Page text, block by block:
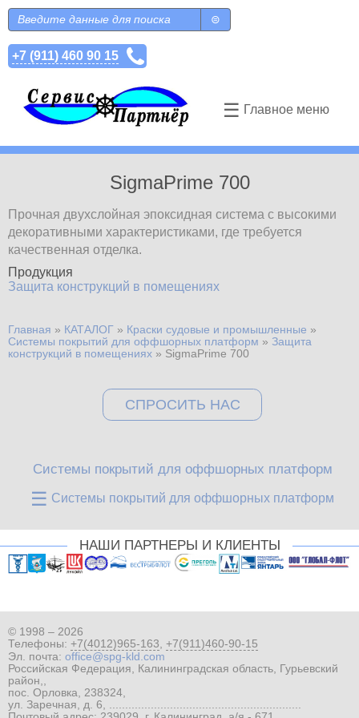
Перейти к основному содержанию
Форма поиска
Поиск
+7 (911) 460 90 15
☰ Главное меню
SigmaPrime 700
Прочная двухслойная эпоксидная система с высокими
декоративными характеристиками, где требуется
качественная отделка.
Продукция
Защита конструкций в помещениях
Вы здесь
Главная » КАТАЛОГ » Краски судовые и промышленные »
Системы покрытий для оффшорных платформ » Защита
конструкций в помещениях » SigmaPrime 700
СПРОСИТЬ НАС
Системы покрытий для оффшорных платформ
☰ Системы покрытий для оффшорных платформ
НАШИ ПАРТНЕРЫ И КЛИЕНТЫ
© 1998 – 2026
Телефоны: +7(4012)965-163, +7(911)460-90-15
Эл. почта: office@spg-kld.com
Российская Федерация, Калининградская область, Гурьевский
район,,
пос. Орловка, 238324,
ул. Заречная, д. 6, ............................................................